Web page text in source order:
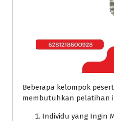
Beberapa kelompok
membutuhkan pelatihan
Individu yang Ingin